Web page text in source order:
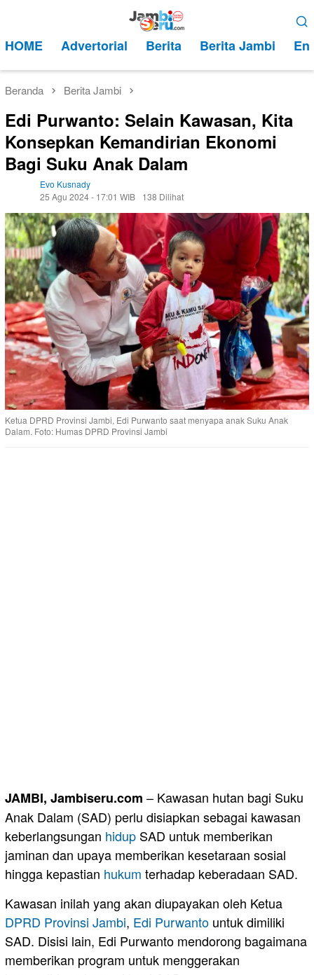
kontenMobile
HOME Advertorial Berita Berita Jambi
Beranda Berita Jambi
Edi Purwanto: Selain Kawasan, Kita
Konsepkan Kemandirian Ekonomi
Bagi Suku Anak Dalam
Evo Kusnady
25 Agu 2024 - 17:01 WIB
138 Dilihat
Ketua DPRD Provinsi Jambi, Edi Purwanto saat menyapa anak Suku Anak
Dalam. Foto: Humas DPRD Provinsi Jambi
JAMBI, Jambiseru.com – Kawasan hutan bagi Suku
Anak Dalam (SAD) perlu disiapkan sebagai kawasan
keberlangsungan hidup SAD untuk memberikan
jaminan dan upaya memberikan kesetaraan sosial
hingga kepastian hukum terhadap keberadaan SAD.
Kawasan inilah yang akan diupayakan oleh Ketua
DPRD Provinsi Jambi, Edi Purwanto untuk dimiliki
SAD. Disisi lain, Edi Purwanto mendorong bagaimana
memberikan program untuk menggerakan